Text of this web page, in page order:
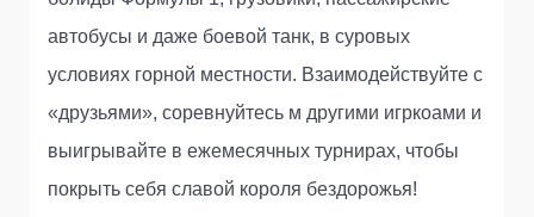
автобусы и даже боевой танк, в суровых
условиях горной местности. Взаимодействуйте с
«друзьями», соревнуйтесь м другими игркоами и
выигрывайте в ежемесячных турнирах, чтобы
покрыть себя славой короля бездорожья!